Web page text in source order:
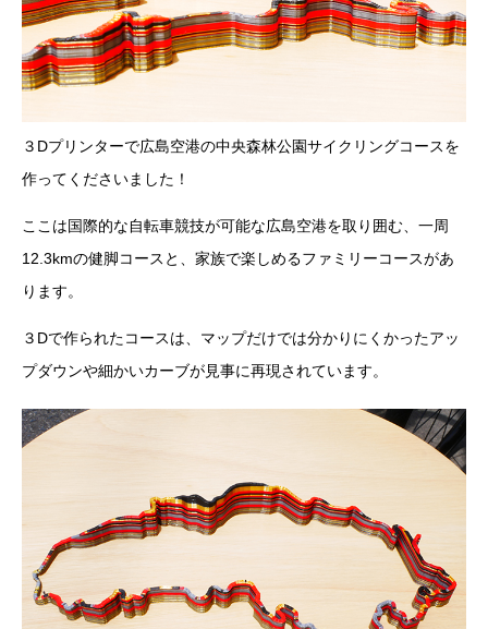
３Dプリンターで広島空港の中央森林公園サイクリングコースを
作ってくださいました！
ここは国際的な自転車競技が可能な広島空港を取り囲む、一周
12.3kmの健脚コースと、家族で楽しめるファミリーコースがあ
ります。
３Dで作られたコースは、マップだけでは分かりにくかったアッ
プダウンや細かいカーブが見事に再現されています。